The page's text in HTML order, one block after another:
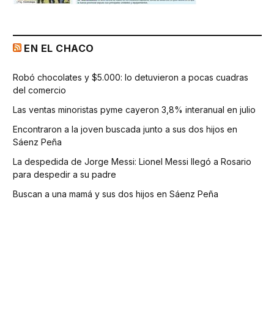
EN EL CHACO
Robó chocolates y $5.000: lo detuvieron a pocas cuadras
del comercio
Las ventas minoristas pyme cayeron 3,8% interanual en julio
Encontraron a la joven buscada junto a sus dos hijos en
Sáenz Peña
La despedida de Jorge Messi: Lionel Messi llegó a Rosario
para despedir a su padre
Buscan a una mamá y sus dos hijos en Sáenz Peña